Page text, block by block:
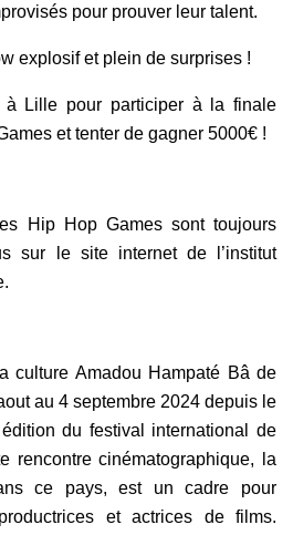
pour prouver leur talent.
explosif et plein de surprises !
Lille pour participer à la finale
et tenter de gagner 5000€ !
Hip Hop Games sont toujours
sur le site internet de l’institut
culture Amadou Hampaté Bâ de
au 4 septembre 2024 depuis le
du festival international de
rencontre cinématographique, la
ce pays, est un cadre pour
et actrices de films.